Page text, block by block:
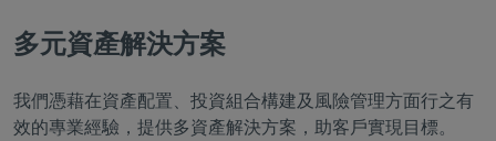
多元資產解決方案
我們憑藉在資產配置、投資組合構建及風險管理方面行之有
效的專業經驗，提供多資產解決方案，助客戶實現目標。